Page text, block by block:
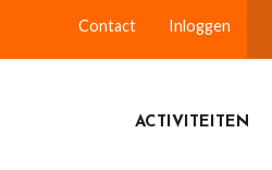
Contact Inloggen
ACTIVITEITEN